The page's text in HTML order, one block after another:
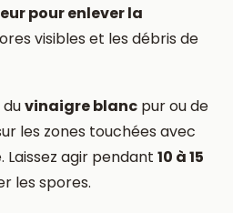
pour enlever la
visibles et les débris de
duvinaigre blanc pur ou de
les zones touchées avec
agir pendant 10 à 15
les spores.